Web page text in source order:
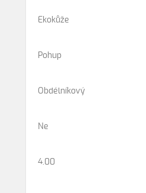
Ekokůže
Pohup
Obdélníkový
Ne
4.00